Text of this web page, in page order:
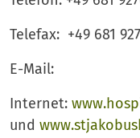
Telefax: +49 681
E-Mail:
Internet:
und